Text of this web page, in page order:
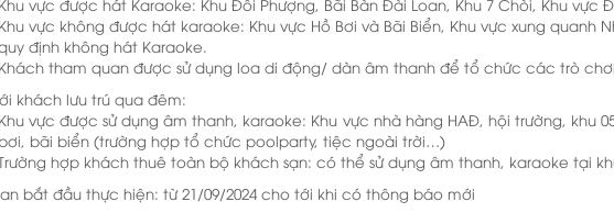
Khu vực được hát Karaoke: Khu Đồi Phượng, Bãi Bàn Đài Loan, Khu 7 Chòi, Khu vực
Khu vực không được hát karaoke: Khu vực Hồ Bơi và Bãi Biển, Khu vực xung
định không hát Karaoke.
Khách tham quan được sử dụng loa di động/ dàn âm thanh để tổ chức các trò
khách lưu trú qua đêm:
Khu vực được sử dụng âm thanh, karaoke: Khu vực nhà hàng HAĐ, hội trường, khu
bơi, bãi biển (trường hợp tổ chức poolparty, tiệc ngoài trời…)
hợp khách thuê toàn bộ khách sạn: có thể sử dụng âm thanh, karaoke tại
bắt đầu thực hiện: từ 21/09/2024 cho tới khi có thông báo mới